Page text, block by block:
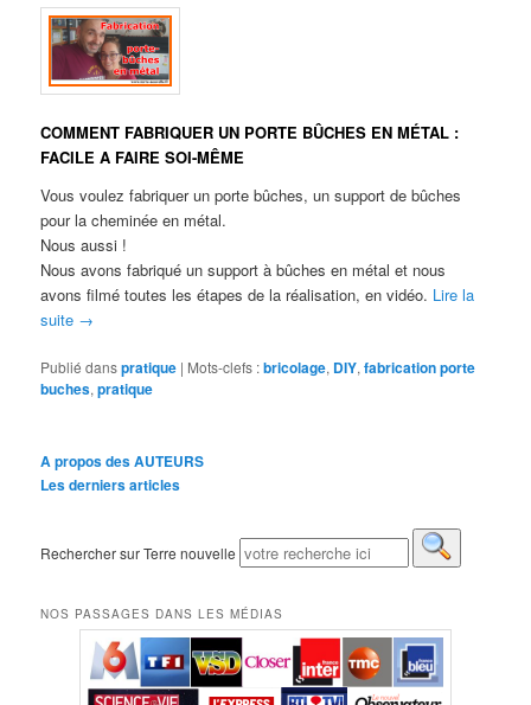
COMMENT FABRIQUER UN PORTE BÛCHES EN MÉTAL :
FACILE A FAIRE SOI-MÊME
Vous voulez fabriquer un porte bûches, un support de bûches
pour la cheminée en métal.
Nous aussi !
Nous avons fabriqué un support à bûches en métal et nous
avons filmé toutes les étapes de la réalisation, en vidéo. Lire la
suite →
Publié danspratique | Mots-clefs :bricolage, DIY,fabrication porte
buches,pratique
A propos des AUTEURS
Les derniers articles
Rechercher sur Terre nouvelle
NOS PASSAGES DANS LES MÉDIAS